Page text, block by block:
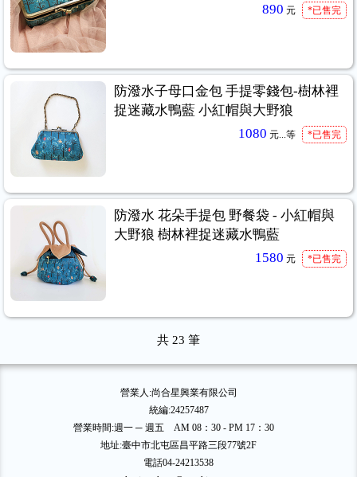
890 元 *已售完
防潑水子母口金包 手提零錢包-樹林裡
捉迷藏水鴨藍 小紅帽與大野狼
1080 元... 等 *已售完
防潑水 花朵手提包 野餐袋 - 小紅帽與
大野狼 樹林裡捉迷藏水鴨藍
1580 元 *已售完
共 23 筆
營業人:尚合星興業有限公司
統編:24257487
營業時間:週一 ─ 週五 AM 08：30 - PM 17：30
地址:臺中市北屯區昌平路三段77號2F
電話04-24213538